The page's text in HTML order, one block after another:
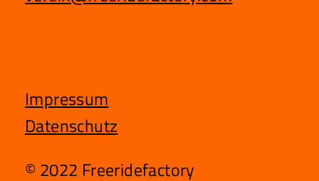
Impressum
Datenschutz
© 2022 Freeridefactory